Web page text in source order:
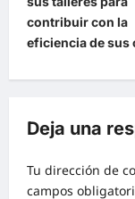
contribuir con la
eficiencia de sus
Deja una
Tu dirección de
campos